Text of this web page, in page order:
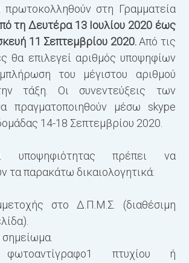
στη Γραμματεία
τη Δευτέρα 13 Ιουλίου 2020 έως
11 Σεπτεμβρίου 2020.Από τις
θα επιλεγεί αριθμός υποψηφίων
του μέγιστου αριθμού
τάξη. Οι συνεντεύξεις των
πραγματοποιηθούν μέσω skype
14-18 Σεπτεμβρίου 2020.
υποψηφιότητας πρέπει να
τα παρακάτω δικαιολογητικά:
στο Δ.Π.Μ.Σ. (διαθέσιμη
σημείωμα.
φωτοαντίγραφο1 πτυχίου ή